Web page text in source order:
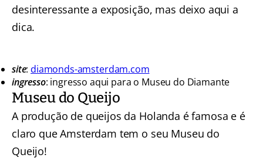
desinteressante a exposição, mas deixo aqui a
dica.
site:diamonds-amsterdam.com
ingresso: ingresso aqui para o Museu do Diamante
Museu do Queijo
A produção de queijos da Holanda é famosa e é
claro que Amsterdam tem o seu Museu do
Queijo!